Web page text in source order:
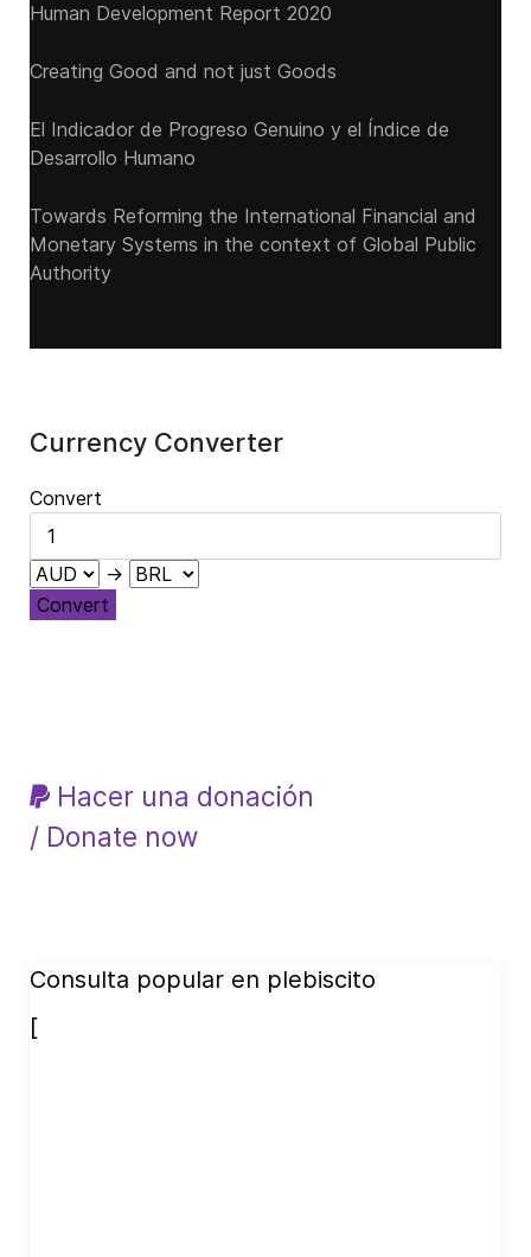
Human Development Report 2020
Creating Good and not just Goods
El Indicador de Progreso Genuino y el Índice de
Desarrollo Humano
Towards Reforming the International Financial and
Monetary Systems in the context of Global Public
Authority
Currency Converter
Convert
→
Convert
Hacer una donación
/ Donate now
Consulta popular en plebiscito
[